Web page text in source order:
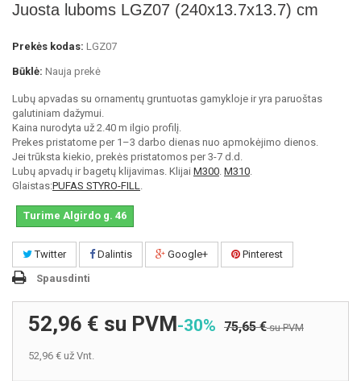
Juosta luboms LGZ07 (240x13.7x13.7) cm
Prekės kodas: LGZ07
Būklė: Nauja prekė
Lubų apvadas su ornamentų gruntuotas gamykloje ir yra paruoštas
galutiniam dažymui.
Kaina nurodyta už 2.40 m ilgio profilį.
Prekes pristatome per 1–3 darbo dienas nuo apmokėjimo dienos.
Jei trūksta kiekio, prekės pristatomos per 3-7 d.d.
Lubų apvadų ir bagetų klijavimas. Klijai M300. M310.
Glaistas:PUFAS STYRO-FILL.
Turime Algirdo g. 46
Twitter Dalintis Google+
Pinterest
Spausdinti
52,96 € su PVM-30% 75,65 €su PVM
52,96 € už Vnt.